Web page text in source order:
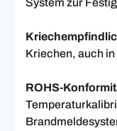
System zur
Kriechen, auch
ROHS-